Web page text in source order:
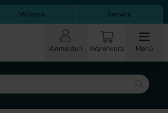
Direkt zum Inhalt
Wissen Service
Anmelden Warenkorb Menü